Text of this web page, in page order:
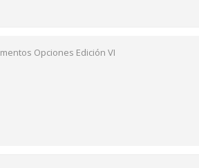
Opciones Edición VI